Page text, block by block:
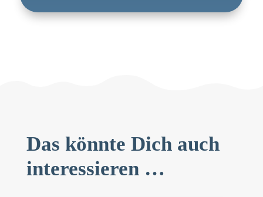
Das könnte Dich auch
interessieren …